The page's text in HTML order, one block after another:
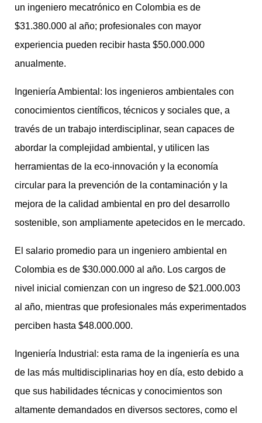
un ingeniero mecatrónico en Colombia es de
$31.380.000 al año; profesionales con mayor
experiencia pueden recibir hasta $50.000.000
anualmente.
Ingeniería Ambiental: los ingenieros ambientales con
conocimientos científicos, técnicos y sociales que, a
través de un trabajo interdisciplinar, sean capaces de
abordar la complejidad ambiental, y utilicen las
herramientas de la eco-innovación y la economía
circular para la prevención de la contaminación y la
mejora de la calidad ambiental en pro del desarrollo
sostenible, son ampliamente apetecidos en le mercado.
El salario promedio para un ingeniero ambiental en
Colombia es de $30.000.000 al año. Los cargos de
nivel inicial comienzan con un ingreso de $21.000.003
al año, mientras que profesionales más experimentados
perciben hasta $48.000.000.
Ingeniería Industrial: esta rama de la ingeniería es una
de las más multidisciplinarias hoy en día, esto debido a
que sus habilidades técnicas y conocimientos son
altamente demandados en diversos sectores, como el